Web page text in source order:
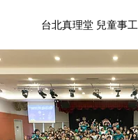
台北真理堂 兒童事工